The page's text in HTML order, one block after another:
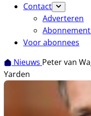
Contact
Adverteren
Voor abonnees
Nieuws Peter van
Yarden